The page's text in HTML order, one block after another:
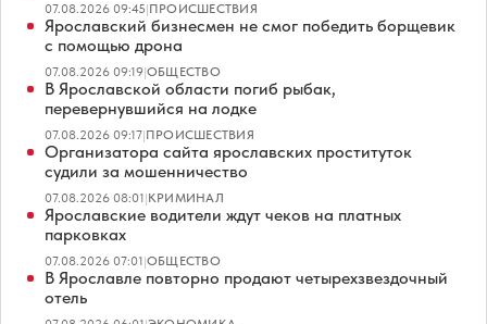
07.08.2026 09:45|ПРОИСШЕСТВИЯ
Ярославский бизнесмен не смог победить борщевик
с помощью дрона
07.08.2026 09:19|ОБЩЕСТВО
В Ярославской области погиб рыбак,
перевернувшийся на лодке
07.08.2026 09:17|ПРОИСШЕСТВИЯ
Организатора сайта ярославских проституток
судили за мошенничество
07.08.2026 08:01|КРИМИНАЛ
Ярославские водители ждут чеков на платных
парковках
07.08.2026 07:01|ОБЩЕСТВО
В Ярославле повторно продают четырехзвездочный
отель